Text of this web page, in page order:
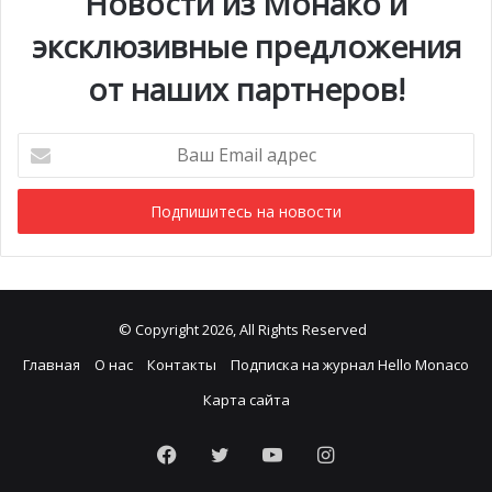
Финалом выставки станет торжественное награждение
победителей.
эксклюзивные предложения
от наших партнеров!
Email
адрес
© Copyright 2026, All Rights Reserved
Главная
О нас Контакты
Подписка на журнал Hello Monaco
Карта сайта
Facebook
TwitterYouTubeInstagram